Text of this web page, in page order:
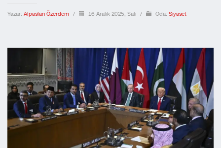
Yazar: Alpaslan Özerdem / 16 Aralık 2025, Salı / Oda: Siyaset